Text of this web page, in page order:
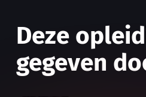
Deze
gegeven